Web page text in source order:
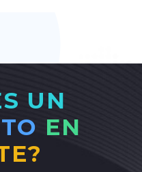
UN
EN